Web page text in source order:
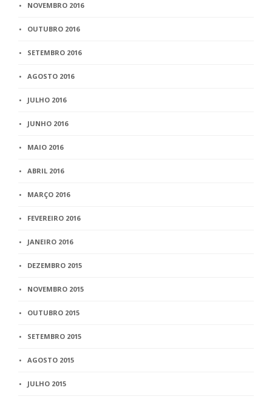
NOVEMBRO 2016
OUTUBRO 2016
SETEMBRO 2016
AGOSTO 2016
JULHO 2016
JUNHO 2016
MAIO 2016
ABRIL 2016
MARÇO 2016
FEVEREIRO 2016
JANEIRO 2016
DEZEMBRO 2015
NOVEMBRO 2015
OUTUBRO 2015
SETEMBRO 2015
AGOSTO 2015
JULHO 2015